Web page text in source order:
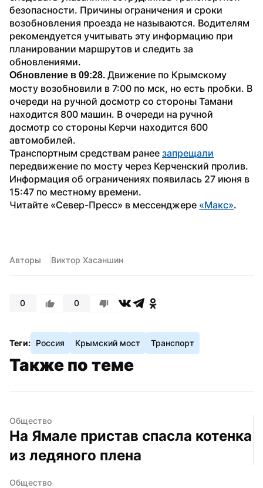
безопасности. Причины ограничения и сроки
возобновления проезда не называются. Водителям
рекомендуется учитывать эту информацию при
планировании маршрутов и следить за
обновлениями.
Обновление в 09:28. Движение по Крымскому
мосту возобновили в 7:00 по мск, но есть пробки. В
очереди на ручной досмотр со стороны Тамани
находится 800 машин. В очереди на ручной
досмотр со стороны Керчи находится 600
автомобилей.
Транспортным средствам ранее запрещали
передвижение по мосту через Керченский пролив.
Информация об ограничениях появилась 27 июня в
15:47 по местному времени.
Читайте «Север-Пресс» в мессенджере «Макс».
Авторы Виктор Хасаншин
0 0
Теги: Россия Крымский мост Транспорт
Также по теме
Общество
На Ямале пристав спасла котенка
из ледяного плена
Общество